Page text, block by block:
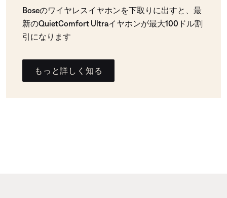
Boseのワイヤレスイヤホンを下取りに出すと、最
新のQuietComfort Ultraイヤホンが最大100ドル割
引になります
もっと詳しく知る